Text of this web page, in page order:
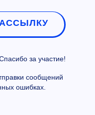
за участие!
сообщений
ошибках.